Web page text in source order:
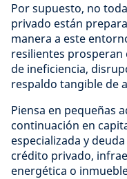
Por supuesto, no
privado están
manera a este
resilientes prosperan
de ineficiencia,
respaldo tangible de
Piensa en pequeñas
continuación en
especializada y
crédito privado,
energética o